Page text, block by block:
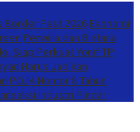
Border Fest 2026 Ekonomi
Perwira dan Bintara
Siap Perkuat Yonif TP
Harus Jadikan
POJK Nomor 8 Tahun
Industri Pindar